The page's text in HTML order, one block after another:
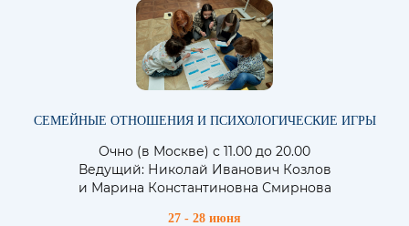
СЕМЕЙНЫЕ ОТНОШЕНИЯ И ПСИХОЛОГИЧЕСКИЕ ИГРЫ
Очно (в Москве) с 11.00 до 20.00
Ведущий: Николай Иванович Козлов
и Марина Константиновна Смирнова
27 - 28 июня